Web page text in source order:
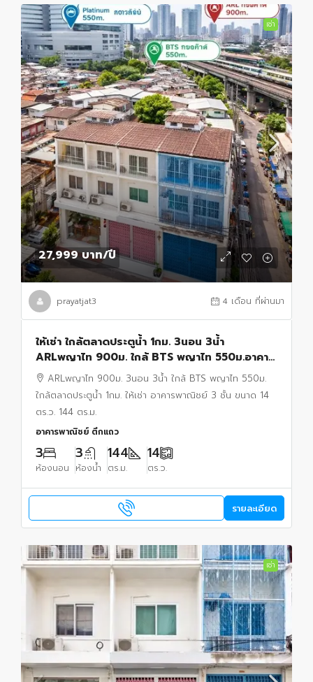
เช่า
27,999 บาท/ปี
prayatjat3 4 เดือน ที่ผ่านมา
ให้เช่า ใกล้ตลาดประตูน้ำ 1กม. 3นอน 3น้ำ
ARLพญาไท 900ม. ใกล้ BTS พญาไท 550ม.อาคาร
พาณิชย์ 3 ชั้น ขนาด 14 ตร.ว. 144 ตร.ม.
ARLพญาไท 900ม. 3นอน 3น้ำ ใกล้ BTS พญาไท 550ม.
ใกล้ตลาดประตูน้ำ 1กม. ให้เช่า อาคารพาณิชย์ 3 ชั้น ขนาด 14
ตร.ว. 144 ตร.ม.
อาคารพาณิชย์ ตึกแถว
3
ห้องนอน
3
ห้องน้ำ
144
ตร.ม.
14
ตร.ว.
รายละเอียด
เช่า